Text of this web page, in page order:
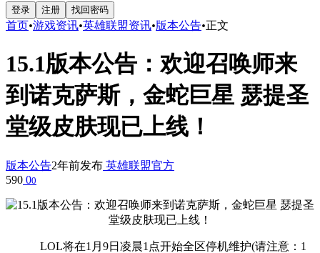
登录 注册 找回密码
首页•游戏资讯•英雄联盟资讯•版本公告•正文
15.1版本公告：欢迎召唤师来
到诺克萨斯，金蛇巨星 瑟提圣
堂级皮肤现已上线！
版本公告2年前发布 英雄联盟官方
590 00
LOL将在1月9日凌晨1点开始全区停机维护(请注意：1